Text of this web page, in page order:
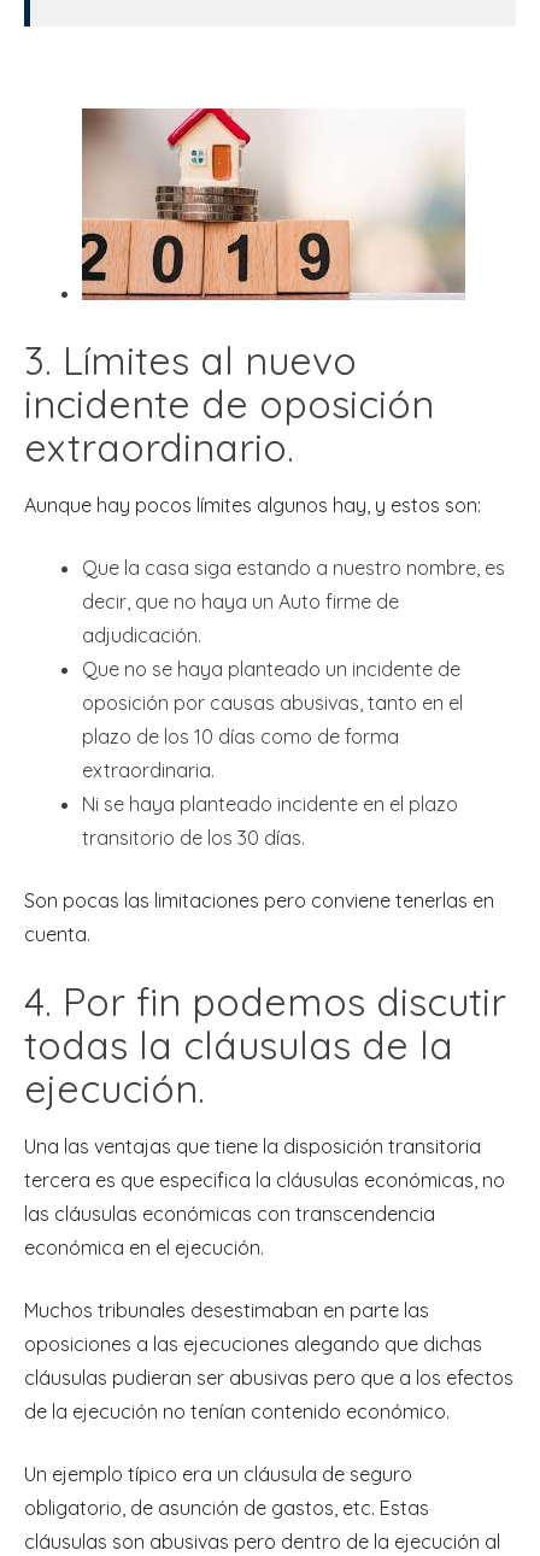
3. Límites al nuevo
incidente de oposición
extraordinario.
Aunque hay pocos límites algunos hay, y estos son:
Que la casa siga estando a nuestro nombre, es
decir, que no haya un Auto firme de
adjudicación.
Que no se haya planteado un incidente de
oposición por causas abusivas, tanto en el
plazo de los 10 días como de forma
extraordinaria.
Ni se haya planteado incidente en el plazo
transitorio de los 30 días.
Son pocas las limitaciones pero conviene tenerlas en
cuenta.
4. Por fin podemos discutir
todas la cláusulas de la
ejecución.
Una las ventajas que tiene la disposición transitoria
tercera es que especifica la cláusulas económicas, no
las cláusulas económicas con transcendencia
económica en el ejecución.
Muchos tribunales desestimaban en parte las
oposiciones a las ejecuciones alegando que dichas
cláusulas pudieran ser abusivas pero que a los efectos
de la ejecución no tenían contenido económico.
Un ejemplo típico era un cláusula de seguro
obligatorio, de asunción de gastos, etc. Estas
cláusulas son abusivas pero dentro de la ejecución al